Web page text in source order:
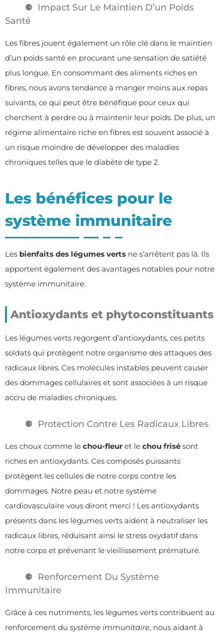
Impact Sur Le Maintien D’un Poids
Santé
Les fibres jouent également un rôle clé dans le maintien
d’un poids santé en procurant une sensation de satiété
plus longue. En consommant des aliments riches en
fibres, nous avons tendance à manger moins aux repas
suivants, ce qui peut être bénéfique pour ceux qui
cherchent à perdre ou à maintenir leur poids. De plus, un
régime alimentaire riche en fibres est souvent associé à
un risque moindre de développer des maladies
chroniques telles que le diabète de type 2.
Les bénéfices pour le
système immunitaire
Les bienfaits des légumes verts ne s’arrêtent pas là. Ils
apportent également des avantages notables pour notre
système immunitaire.
Antioxydants et phytoconstituants
Les légumes verts regorgent d’antioxydants, ces petits
soldats qui protègent notre organisme des attaques des
radicaux libres. Ces molécules instables peuvent causer
des dommages cellulaires et sont associées à un risque
accru de maladies chroniques.
Protection Contre Les Radicaux Libres
Les choux comme le chou-fleur et le chou frisé sont
riches en antioxydants. Ces composés puissants
protègent les cellules de notre corps contre les
dommages. Notre peau et notre système
cardiovasculaire vous diront merci ! Les antioxydants
présents dans les légumes verts aident à neutraliser les
radicaux libres, réduisant ainsi le stress oxydatif dans
notre corps et prévenant le vieillissement prématuré.
Renforcement Du Système
Immunitaire
Grâce à ces nutriments, les légumes verts contribuent au
renforcement du système immunitaire, nous aidant à